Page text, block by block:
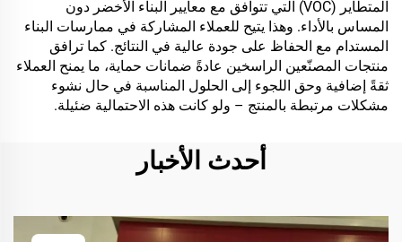
المتطاير (VOC) التي تتوافق مع معايير البناء الأخضر دون
المساس بالأداء. وهذا يتيح للعملاء المشاركة في ممارسات البناء
المستدام مع الحفاظ على جودة عالية في النتائج. كما ترافق
منتجات المصنّعين الراسخين عادةً ضمانات حماية، ما يمنح العملاء
ثقةً إضافية وحق اللجوء إلى الحلول المناسبة في حال نشوء
مشكلات مرتبطة بالمنتج – ولو كانت هذه الاحتمالية ضئيلة.
أحدث الأخبار